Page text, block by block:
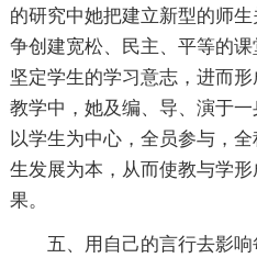
的研究中她把建立新型的师
争创建宽松、民主、平等的
坚定学生的学习意志，进而
教学中，她及编、导、演于
以学生为中心，全员参与，
生发展为本，从而使教与学
果。
五、用自己的言行去影响